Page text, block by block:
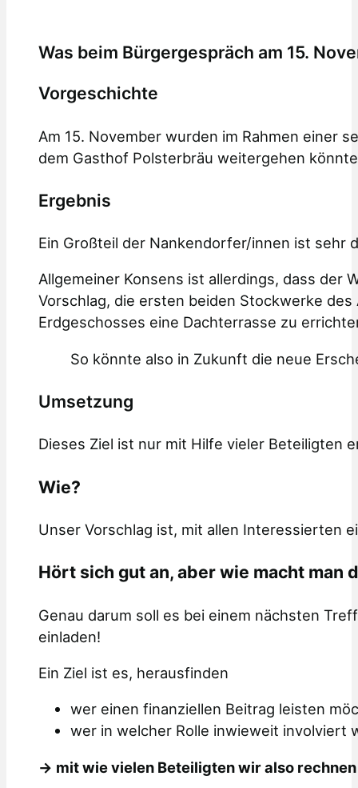
Was beim Bürgergespräch am 15.
Vorgeschichte
Am 15. November wurden im Rahmen einer
dem Gasthof Polsterbräu weitergehen
Ergebnis
Ein Großteil der Nankendorfer/innen ist sehr
Allgemeiner Konsens ist allerdings, dass der
Vorschlag, die ersten beiden Stockwerke
Erdgeschosses eine Dachterrasse zu
So könnte also in Zukunft die neue
Umsetzung
Dieses Ziel ist nur mit Hilfe vieler Beteiligten
Wie?
Unser Vorschlag ist, mit allen Interessierten
Hört sich gut an, aber wie macht man
Genau darum soll es bei einem nächsten
einladen!
Ein Ziel ist es, herausfinden
wer einen finanziellen Beitrag leisten
wer in welcher Rolle inwieweit involviert
-> mit wie vielen Beteiligten wir also